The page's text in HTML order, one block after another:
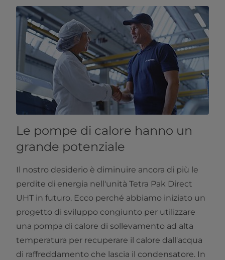
Le pompe di calore hanno un
grande potenziale
Il nostro desiderio è diminuire ancora di più le
perdite di energia nell'unità Tetra Pak Direct
UHT in futuro. Ecco perché abbiamo iniziato un
progetto di sviluppo congiunto per utilizzare
una pompa di calore di sollevamento ad alta
temperatura per recuperare il calore dall'acqua
di raffreddamento che lascia il condensatore. In